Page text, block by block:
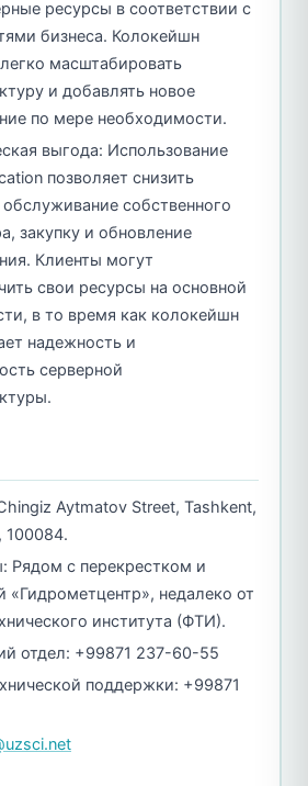
ресурсы в соответствии с
бизнеса. Колокейшн
масштабировать
и добавлять новое
по мере необходимости.
выгода: Использование
позволяет снизить
обслуживание собственного
закупку и обновление
Клиенты могут
свои ресурсы на основной
в то время как колокейшн
надежность и
серверной
Aytmatov Street, Tashkent,
100084.
Рядом с перекрестком и
«Гидрометцентр», недалеко от
института (ФТИ).
отдел: +99871 237-60-55
поддержки: +99871